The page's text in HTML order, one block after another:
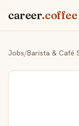
career.coffee
Jobs/Barista & Café